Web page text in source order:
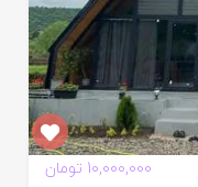
10,000,000 تومان